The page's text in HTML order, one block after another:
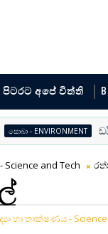
පිටරට අපේ විත්ති
and Tech
හා තාක්ෂණය -